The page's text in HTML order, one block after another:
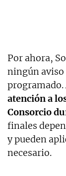
Por ahora,
ningún aviso
programado.
atención a
Consorcio
finales
y pueden
necesario.